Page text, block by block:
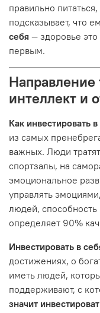
правильно
подсказывает, что
себя — здоровье
первым.
Направление
интеллект и
Как инвестировать
из самых
важных. Люди
спортзалы, на
эмоциональное
управлять
людей,
определяет 90%
Инвестировать в
достижениях, о
иметь людей,
поддерживают, с
значит